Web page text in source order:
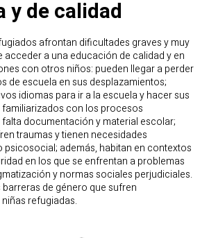
y de calidad
afrontan dificultades graves y muy
acceder a una educación de calidad y en
con otros niños: pueden llegar a perder
de escuela en sus desplazamientos;
idiomas para ir a la escuela y hacer sus
familiarizados con los procesos
documentación y material escolar;
traumas y tienen necesidades
psicosocial; además, habitan en contextos
en los que se enfrentan a problemas
y normas sociales perjudiciales.
barreras de género que sufren
refugiadas.